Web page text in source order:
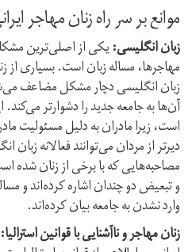
موانع بر سر راه زنان مهاجر
زبان انگلیسی:یکی از اصلی‌ترین
مهاجرها، مساله زبان است. بسیاری
زبان انگلیسی دچار مشکل مضاعف
آن‌ها به جامعه جدید را دشوارتر
است، زیرا مادران به دلیل مسئولیت
دیرتر از مردان می‌توانند فعالانه زبان
مصاحبه‌هایی که با برخی از زنان شده
و تبعیض دو‌ چندان اشاره کرده‌اند و
وارد نشدن به جامعه بیان کرده‌اند.
زنان مهاجر و ناآشنایی با قوانین استرالیا: